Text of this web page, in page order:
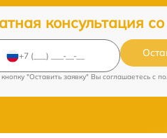
консультация
"Оставить заявку" Вы соглашаетесь c